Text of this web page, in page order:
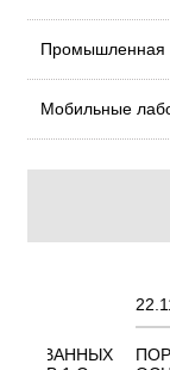
Промышленная
Мобильные
22.11.2021